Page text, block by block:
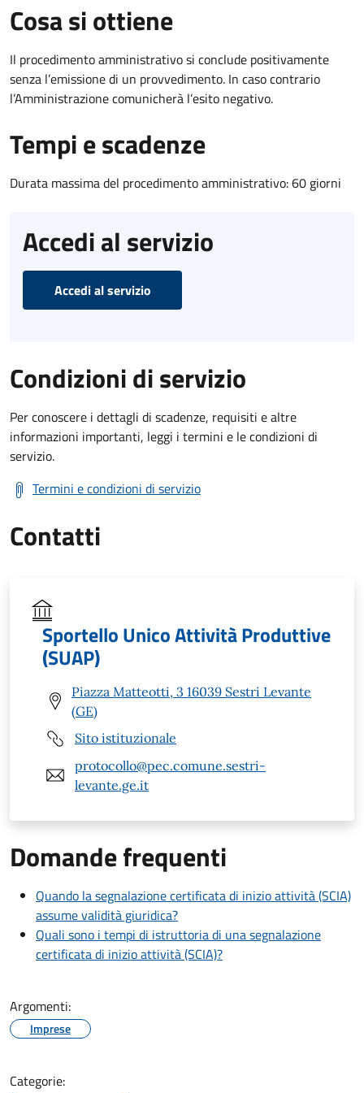
Cosa si ottiene
Il procedimento amministrativo si conclude positivamente
senza l’emissione di un provvedimento. In caso contrario
l’Amministrazione comunicherà l’esito negativo.
Tempi e scadenze
Durata massima del procedimento amministrativo: 60 giorni
Accedi al servizio
Accedi al servizio
Condizioni di servizio
Per conoscere i dettagli di scadenze, requisiti e altre
informazioni importanti, leggi i termini e le condizioni di
servizio.
Termini e condizioni di servizio
Contatti
Sportello Unico Attività Produttive
(SUAP)
Piazza Matteotti, 3 16039 Sestri Levante
(GE)
Sito istituzionale
protocollo@pec.comune.sestri-
levante.ge.it
Domande frequenti
Quando la segnalazione certificata di inizio attività (SCIA)
assume validità giuridica?
Quali sono i tempi di istruttoria di una segnalazione
certificata di inizio attività (SCIA)?
Argomenti:
Imprese
Categorie: